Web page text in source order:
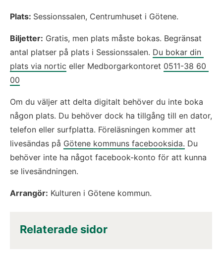
Plats: Sessionssalen, Centrumhuset i Götene.
Biljetter: Gratis, men plats måste bokas. Begränsat
antal platser på plats i Sessionssalen. Du bokar din
plats via nortic eller Medborgarkontoret 0511-38 60
00
Om du väljer att delta digitalt behöver du inte boka
någon plats. Du behöver dock ha tillgång till en dator,
telefon eller surfplatta. Föreläsningen kommer att
livesändas på Götene kommuns facebooksida. Du
behöver inte ha något facebook-konto för att kunna
se livesändningen.
Arrangör: Kulturen i Götene kommun.
Relaterade sidor